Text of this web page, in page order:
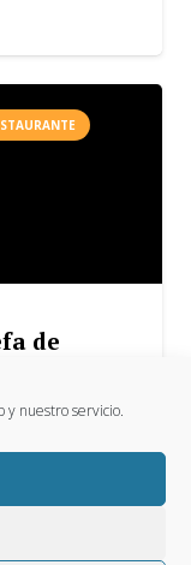
y nuestro servicio.
de
es el
La
y…